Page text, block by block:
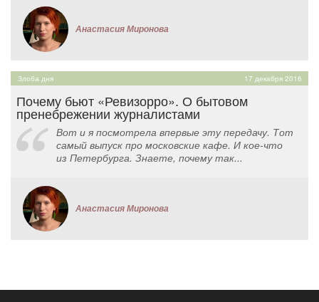
Анастасия Миронова
Злоба дня 17 декабря 2016
Почему бьют «Ревизорро». О бытовом
пренебрежении журналистами
Вот и я посмотрела впервые эту передачу. Тот
самый выпуск про московские кафе. И кое-что
из Петербурга. Знаете, почему так...
Анастасия Миронова